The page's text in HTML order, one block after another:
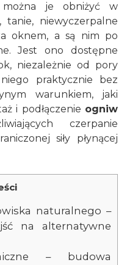
je obniżyć w
tanie, niewyczerpalne
oknem, a są nim po
Jest ono dostępne
niezależnie od pory
praktycznie bez
warunkiem, jaki
i podłączenie ogniw
czerpanie
siły płynącej
naturalnego –
na alternatywne
– budowa